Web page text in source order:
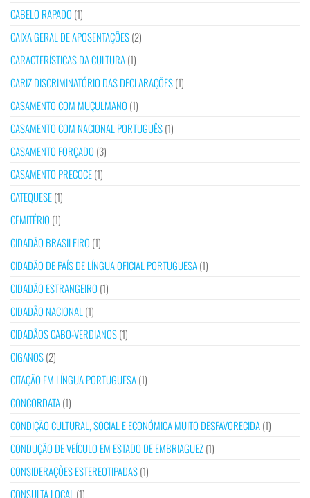
CABELO RAPADO (1)
CAIXA GERAL DE APOSENTAÇÕES(2)
CARACTERÍSTICAS DA CULTURA(1)
CARIZ DISCRIMINATÓRIO DAS DECLARAÇÕES(1)
CASAMENTO COM MUÇULMANO (1)
CASAMENTO COM NACIONAL PORTUGUÊS(1)
CASAMENTO FORÇADO (3)
CASAMENTO PRECOCE(1)
CATEQUESE(1)
CEMITÉRIO (1)
CIDADÃO BRASILEIRO (1)
CIDADÃO DE PAÍS DE LÍNGUA OFICIAL PORTUGUESA(1)
CIDADÃO ESTRANGEIRO (1)
CIDADÃO NACIONAL (1)
CIDADÃOS CABO-VERDIANOS(1)
CIGANOS(2)
CITAÇÃO EM LÍNGUA PORTUGUESA(1)
CONCORDATA(1)
CONDIÇÃO CULTURAL, SOCIAL E ECONÓMICA MUITO DESFAVORECIDA(1)
CONDUÇÃO DE VEÍCULO EM ESTADO DE EMBRIAGUEZ(1)
CONSIDERAÇÕES ESTEREOTIPADAS(1)
CONSULTA LOCAL (1)